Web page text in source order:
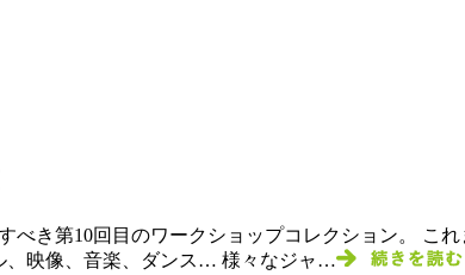
べき第10回目のワークショップコレクション。 こ
、映像、音楽、ダンス… 様々なジャ…